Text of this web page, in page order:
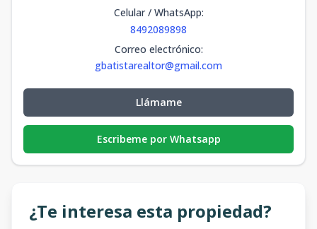
Celular / WhatsApp:
8492089898
Correo electrónico:
gbatistarealtor@gmail.com
Llámame
Escribeme por Whatsapp
¿Te interesa esta propiedad?